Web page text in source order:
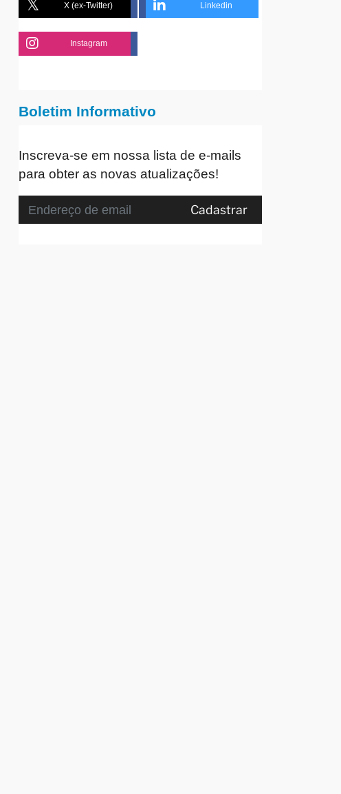
X (ex-Twitter) Linkedin
Instagram
Boletim Informativo
Inscreva-se em nossa lista de e-mails
para obter as novas atualizações!
Cadastrar